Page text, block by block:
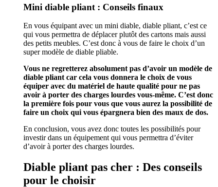
Mini diable pliant : Conseils finaux
En vous équipant avec un mini diable, diable pliant, c’est ce
qui vous permettra de déplacer plutôt des cartons mais aussi
des petits meubles. C’est donc à vous de faire le choix d’un
super modèle de diable pliable.
Vous ne regretterez absolument pas d’avoir un modèle de
diable pliant car cela vous donnera le choix de vous
équiper avec du matériel de haute qualité pour ne pas
avoir à porter des charges lourdes vous-même. C’est donc
la première fois pour vous que vous aurez la possibilité de
faire un choix qui vous épargnera bien des maux de dos.
En conclusion, vous avez donc toutes les possibilités pour
investir dans un équipement qui vous permettra d’éviter
d’avoir à porter des charges lourdes.
Diable pliant pas cher : Des conseils
pour le choisir